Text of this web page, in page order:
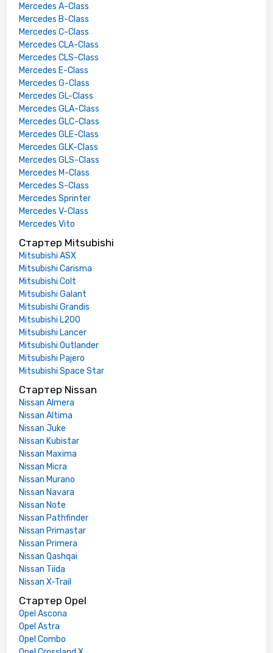
Mercedes A-Class
Mercedes B-Class
Mercedes C-Class
Mercedes CLA-Class
Mercedes CLS-Class
Mercedes E-Class
Mercedes G-Class
Mercedes GL-Class
Mercedes GLA-Class
Mercedes GLC-Class
Mercedes GLE-Class
Mercedes GLK-Class
Mercedes GLS-Class
Mercedes M-Class
Mercedes S-Class
Mercedes Sprinter
Mercedes V-Class
Mercedes Vito
Стартер Mitsubishi
Mitsubishi ASX
Mitsubishi Carisma
Mitsubishi Colt
Mitsubishi Galant
Mitsubishi Grandis
Mitsubishi L200
Mitsubishi Lancer
Mitsubishi Outlander
Mitsubishi Pajero
Mitsubishi Space Star
Стартер Nissan
Nissan Almera
Nissan Altima
Nissan Juke
Nissan Kubistar
Nissan Maxima
Nissan Micra
Nissan Murano
Nissan Navara
Nissan Note
Nissan Pathfinder
Nissan Primastar
Nissan Primera
Nissan Qashqai
Nissan Tiida
Nissan X-Trail
Стартер Opel
Opel Ascona
Opel Astra
Opel Combo